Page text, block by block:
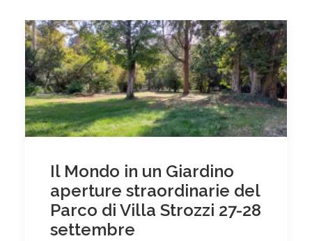
Il Mondo in un Giardino
aperture straordinarie del
Parco di Villa Strozzi 27-28
settembre